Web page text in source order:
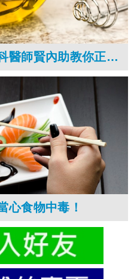
一少三不三要，毒物科醫師賢內助教你正確用油
心食物中毒！